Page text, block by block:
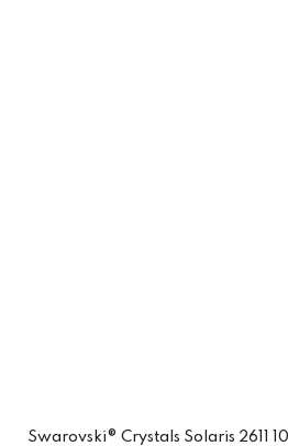
Swarovski® Crystals Solaris 2611